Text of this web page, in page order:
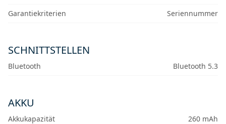
Garantiekriterien Seriennummer
SCHNITTSTELLEN
Bluetooth Bluetooth 5.3
AKKU
Akkukapazität
260 mAh